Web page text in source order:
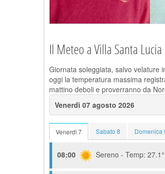
Il Meteo a Villa Santa
Giornata soleggiata, salvo velature
oggi la temperatura massima
mattino deboli e proverranno da
Venerdì 07 agosto 2026
Venerdì 7 Sabato 8 Domenica
08:00 Sereno - Temp: